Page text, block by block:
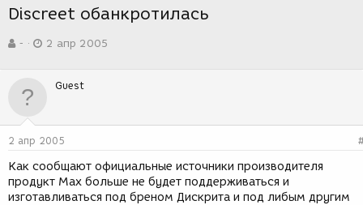
Discreet обанкротилась
в
р
-
а
д
н
и
я
2 апр 2005
Guest
2 апр 2005
Как сообщают официальные источники производителя
продукт Мах больше не будет поддерживаться и
изготавливаться под бреном Дискрита и под либым другим